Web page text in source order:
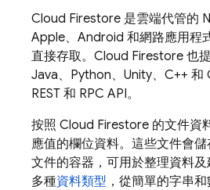
Cloud Firestore 是雲端代管的
Apple、Android 和網路應用程
直接存取。 Cloud Firestore 也
Java、Python、Unity、C++ 和
REST 和 RPC API。
按照 Cloud Firestore 的文件資
應值的欄位資料。這些文件會
文件的容器，可用於整理資料
多種資料類型 ，從簡單的字串